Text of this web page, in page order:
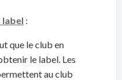
label :
que le club en
le label. Les
au club